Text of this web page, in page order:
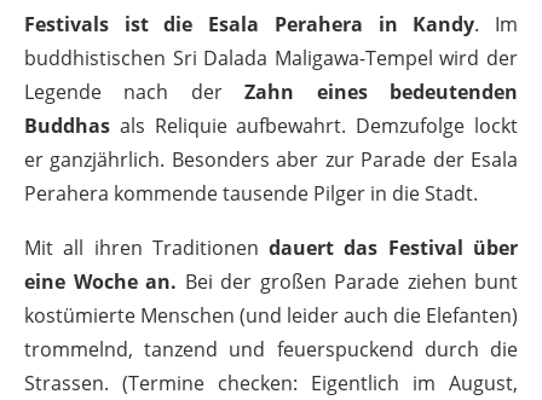
Festivals ist die Esala Perahera in Kandy. Im
buddhistischen Sri Dalada Maligawa-Tempel wird der
Legende nach derZahn eines bedeutenden
Buddhas als Reliquie aufbewahrt. Demzufolge lockt
er ganzjährlich. Besonders aber zur Parade der Esala
Perahera kommende tausende Pilger in die Stadt.
Mit all ihren Traditionendauert das Festival über
eine Woche an. Bei der großen Parade ziehen bunt
kostümierte Menschen (und leider auch die Elefanten)
trommelnd, tanzend und feuerspuckend durch die
Strassen. (Termine checken: Eigentlich im August,